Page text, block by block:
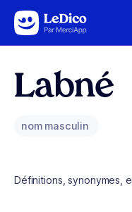
Aller au contenu
Labné
nom masculin
Définitions, synonymes,